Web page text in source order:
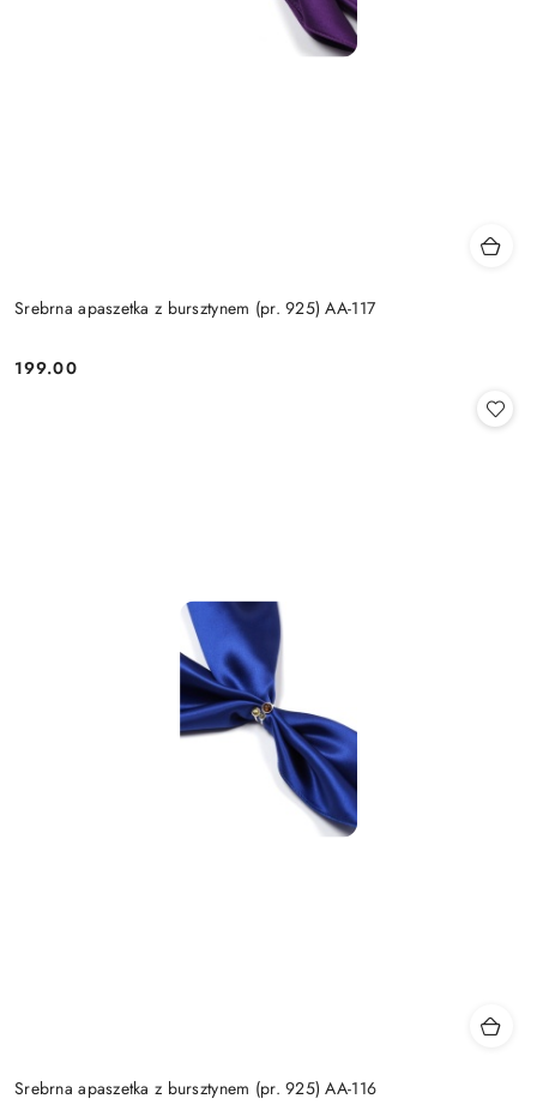
Srebrna apaszetka z bursztynem (pr. 925) AA-117
Cena:
199.00
Srebrna apaszetka z bursztynem (pr. 925) AA-116